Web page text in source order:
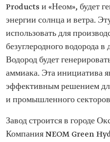
Products и «Неом», будет
энергии солнца и ветра.
использовать для
безуглеродного водорода в
Водород будет
аммиака. Эта инициатива
эффективным решением
и промышленного
Завод строится в городе
Компания NEOM Green